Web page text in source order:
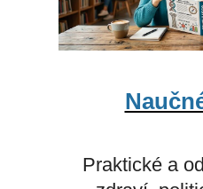
Praktické a